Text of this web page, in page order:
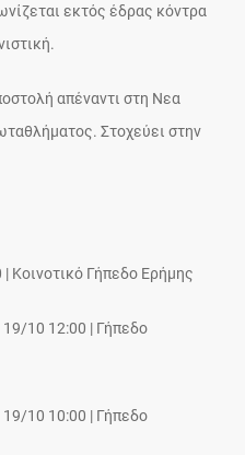
εκτός έδρας κόντρα
απέναντι στη Νεα
Στοχεύει στην
Γήπεδο Ερήμης
10 12:00 | Γήπεδο
10 10:00 | Γήπεδο